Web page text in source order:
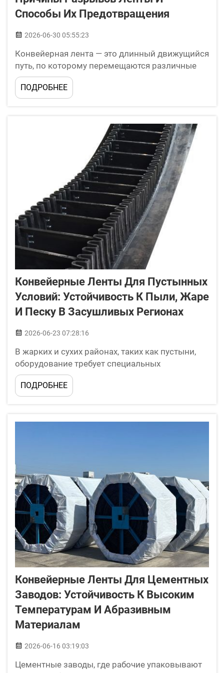
Способы Их Предотвращения
2026-06-30 05:55:23
Конвейерная лента — это длинный движущийся
путь, по которому перемещаются различные
предметы. Иногда лента может порваться, и
именно в этом случае возникают проблемы.
Разрыв ленты может замедлить работу и
производит специальные конвейерные ленты,
отличающиеся повышенной прочностью и
ПОДРОБНЕЕ
Конвейерные Ленты Для Пустынных
Условий: Устойчивость К Пыли, Жаре
И Песку В Засушливых Регионах
2026-06-23 07:28:16
В жарких и сухих районах, таких как пустыни,
оборудование требует специальных
компонентов для нормальной работы. Одним
из ключевых элементов является конвейерная
лента. Конвейерные ленты перемещают грузы
условиях они могут стать источником проблем.
ПОДРОБНЕЕ
Конвейерные Ленты Для Цементных
Заводов: Устойчивость К Высоким
Температурам И Абразивным
Материалам
2026-06-16 03:19:03
Цементные заводы, где рабочие упаковывают